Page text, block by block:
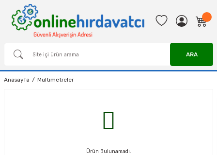
ARA
Anasayfa Multimetreler
Ürün Bulunamadı.